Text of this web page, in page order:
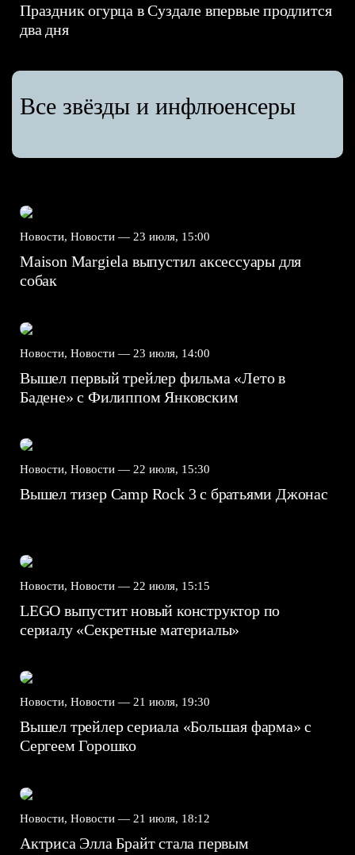
Праздник огурца в Суздале впервые продлится
два дня
Все звёзды и инфлюенсеры
Новости, Новости — 23 июля, 15:00
Maison Margiela выпустил аксессуары для
собак
Новости, Новости — 23 июля, 14:00
Вышел первый трейлер фильма «Лето в
Бадене» с Филиппом Янковским
Новости, Новости — 22 июля, 15:30
Вышел тизер Camp Rock 3 с братьями Джонас
Новости, Новости — 22 июля, 15:15
LEGO выпустит новый конструктор по
сериалу «Секретные материалы»
Новости, Новости — 21 июля, 19:30
Вышел трейлер сериала «Большая фарма» с
Сергеем Горошко
Новости, Новости — 21 июля, 18:12
Актриса Элла Брайт стала первым